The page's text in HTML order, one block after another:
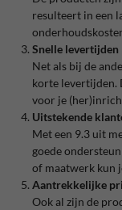
resulteert in een
Snelle levertijden
Net als bij de
korte levertijden.
voor je
Uitstekende
Met een 9.3 uit
goede
of maatwerk kun
Aantrekkelijke
Ook al zijn de